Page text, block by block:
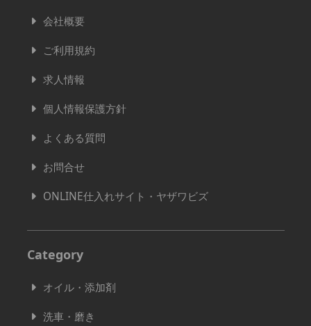
会社概要
ご利用規約
求人情報
個人情報保護方針
よくある質問
お問合せ
ONLINE仕入れサイト・ヤザワビズ
Category
オイル・添加剤
洗車・磨き